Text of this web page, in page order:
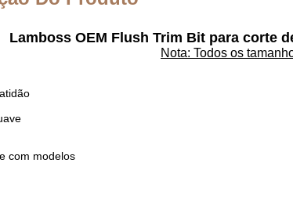
Lamboss OEM Flush Trim Bit para corte
Nota: Todos os
com modelos